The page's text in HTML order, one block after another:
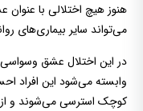
هنوز هیچ اختلالی با
می‌تواند سایر بیماری‌های
در این اختلال عشق
وابسته می‌شود این افراد
کوچک استرسی می‌شوند و از